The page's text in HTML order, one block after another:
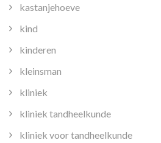
kastanjehoeve
kind
kinderen
kleinsman
kliniek
kliniek tandheelkunde
kliniek voor tandheelkunde